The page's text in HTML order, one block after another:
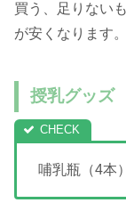
買う、足りない
が安くなります。
授乳グッズ
哺乳瓶（4本）